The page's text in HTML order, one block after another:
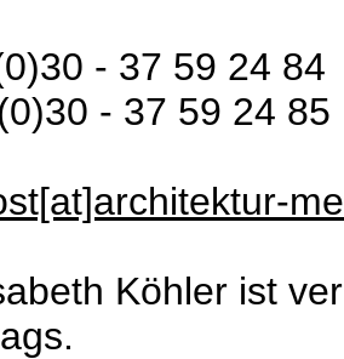
- 37 59 24 84
- 37 59 24 85
Köhler ist